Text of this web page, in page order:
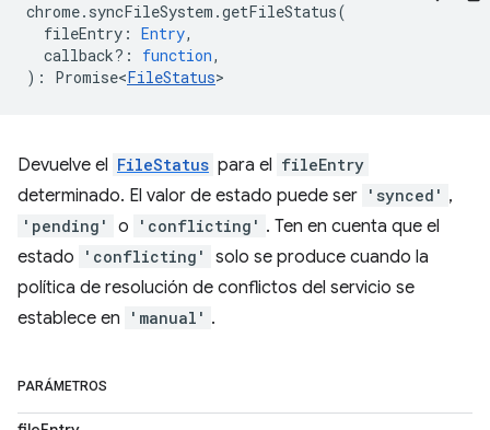
chrome. syncFileSystem .getFileStatus(
fileEntry : Entry,
callback? : function,
) : Promise<FileStatus>
Devuelve el FileStatus para el fileEntry
determinado. El valor de estado puede ser 'synced' ,
'pending' o 'conflicting' . Ten en cuenta que el
estado
'conflicting'
solo se produce cuando la
política de resolución de conflictos del servicio se
establece en
'manual' .
PARÁMETROS